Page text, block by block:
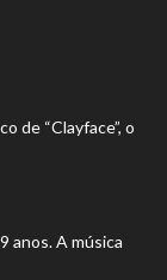
de “Clayface”, o
anos. A música